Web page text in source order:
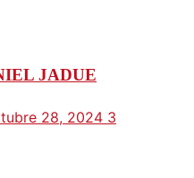
JADUE
28, 2024 3